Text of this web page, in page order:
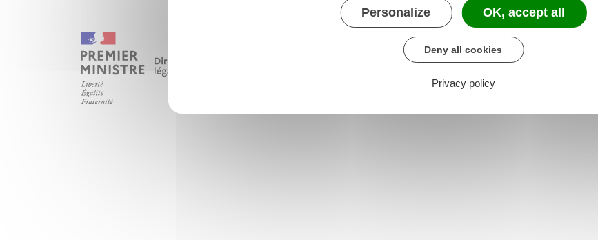
Personalize OK, accept all
Deny all cookies
Privacy policy